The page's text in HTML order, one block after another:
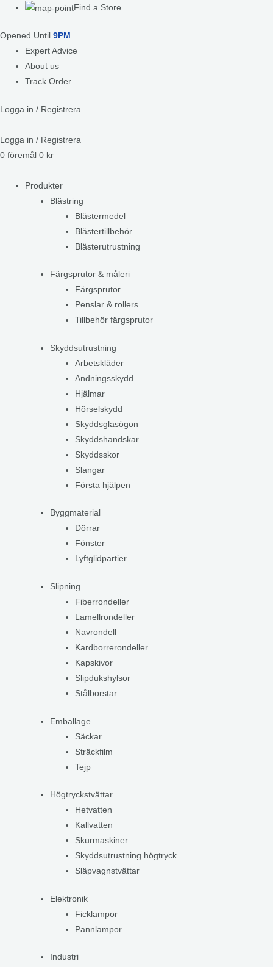
Find a Store
Opened Until 9PM
Expert Advice
About us
Track Order
Logga in / Registrera
Logga in / Registrera
0 föremål 0 kr
Produkter
Blästring
Blästermedel
Blästertillbehör
Blästerutrustning
Färgsprutor & måleri
Färgsprutor
Penslar & rollers
Tillbehör färgsprutor
Skyddsutrustning
Arbetskläder
Andningsskydd
Hjälmar
Hörselskydd
Skyddsglasögon
Skyddshandskar
Skyddsskor
Slangar
Första hjälpen
Byggmaterial
Dörrar
Fönster
Lyftglidpartier
Slipning
Fiberrondeller
Lamellrondeller
Navrondell
Kardborrerondeller
Kapskivor
Slipdukshylsor
Stålborstar
Emballage
Säckar
Sträckfilm
Tejp
Högtryckstvättar
Hetvatten
Kallvatten
Skurmaskiner
Skyddsutrustning högtryck
Släpvagnstvättar
Elektronik
Ficklampor
Pannlampor
Industri